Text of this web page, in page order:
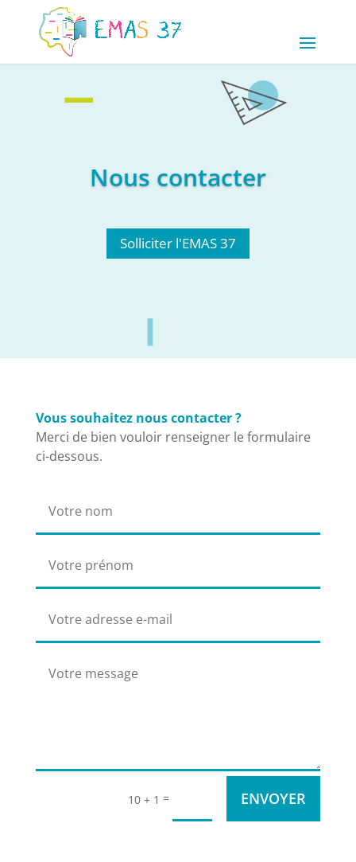
Nous contacter
Solliciter l'EMAS 37
Vous souhaitez nous contacter ?
Merci de bien vouloir renseigner le formulaire
ci-dessous.
10 + 1 = ENVOYER